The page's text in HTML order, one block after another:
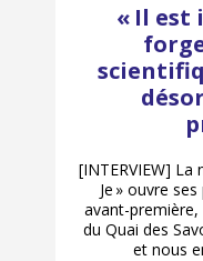
« Il est
[INTERVIEW] La
Je » ouvre
avant-
du Quai des
et nous